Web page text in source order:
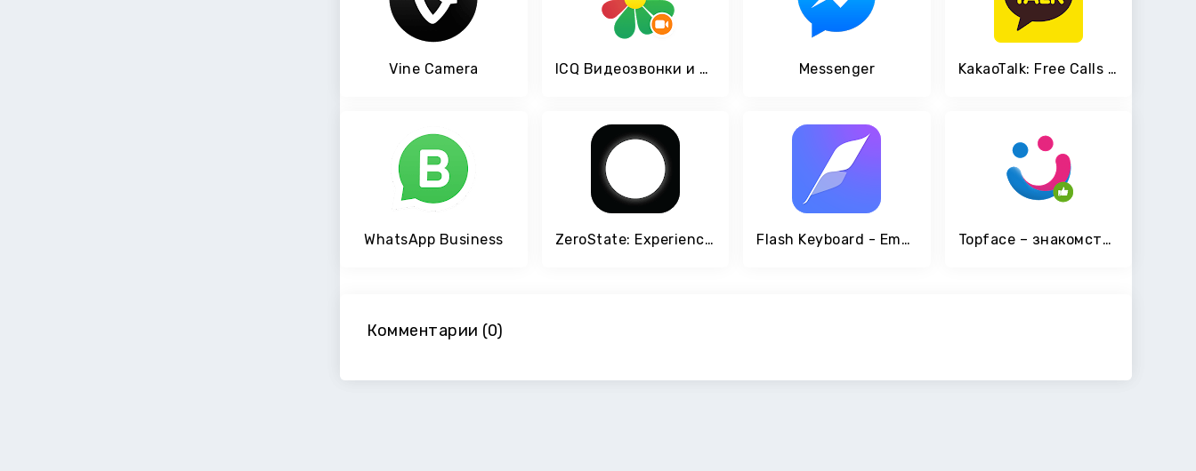
Vine Camera ICQ Видеозвонки и чат Messenger KakaoTalk: Free Calls & Text
WhatsApp Business ZeroState: Experience the Emotions Flash Keyboard - Emoji & Theme Topface – знакомства и общение
Комментарии (0)